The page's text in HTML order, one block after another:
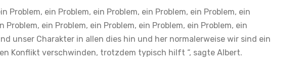
Problem, ein Problem, ein Problem, ein Problem, ein Problem, ein
Problem, ein Problem, ein Problem, ein Problem, ein Problem, ein
unser Charakter in allen dies hin und her normalerweise wir sind ein
Konflikt verschwinden, trotzdem typisch hilft “, sagte Albert.